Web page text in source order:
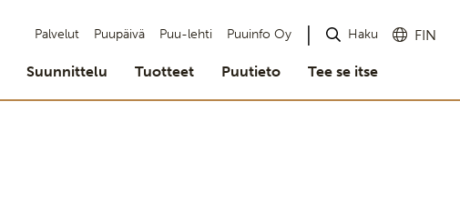
Palvelut Puupäivä Puu-lehti Puuinfo Oy Haku FIN
Suunnittelu Tuotteet Puutieto Tee se itse